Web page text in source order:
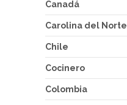
Canadá
Carolina del Norte
Chile
Cocinero
Colombia